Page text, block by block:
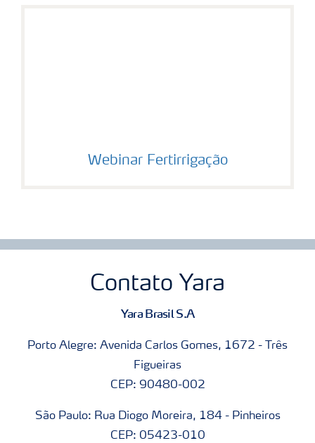
Webinar Fertirrigação
Contato Yara
Yara Brasil S.A
Porto Alegre: Avenida Carlos Gomes, 1672 - Três
Figueiras
CEP: 90480-002
São Paulo: Rua Diogo Moreira, 184 - Pinheiros
CEP: 05423-010